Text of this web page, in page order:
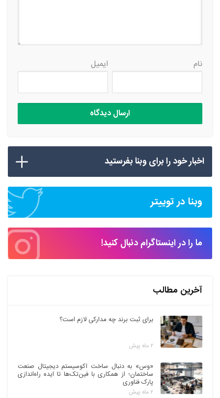
نام ایمیل
اخبار خود را برای وبنا بفرستید
وبنا در توییتر
ما را در اینستاگرام دنبال کنید!
آخرین مطالب
برای ثبت برند چه مدارکی لازم است؟
۲ ماه پیش
«وس» به دنبال ساخت اکوسیستم دیجیتال صنعت
ساختمان؛ از همکاری با فین‌تک‌ها تا ایده راه‌اندازی
پارک فناوری
۲ ماه پیش